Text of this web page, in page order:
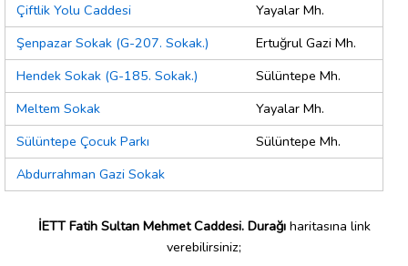
Çiftlik Yolu Caddesi
Yayalar Mh.
Şenpazar Sokak (G-207. Sokak.)
Ertuğrul Gazi Mh.
Hendek Sokak (G-185. Sokak.)
Sülüntepe Mh.
Meltem Sokak
Yayalar Mh.
Sülüntepe Çocuk Parkı
Sülüntepe Mh.
Abdurrahman Gazi Sokak
İETT Fatih Sultan Mehmet Caddesi. Durağıharitasına link
verebilirsiniz;